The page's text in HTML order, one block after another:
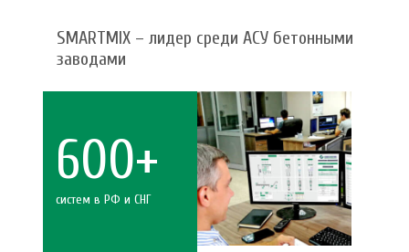
SMARTMIX – лидер среди АСУ бетонными
заводами
600+
систем в РФ и СНГ